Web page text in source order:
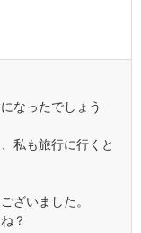
なったでしょう
私も旅行に行くと
ざいました。
？